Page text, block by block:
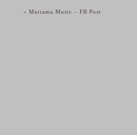
« Mariama Music – FB Post